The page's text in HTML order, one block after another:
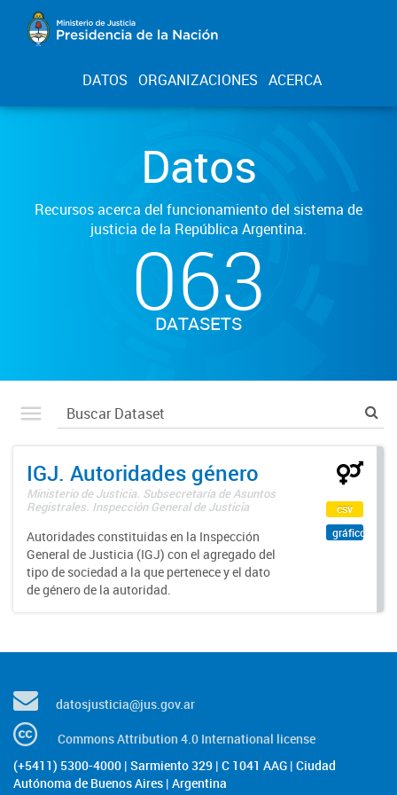
DATOS ORGANIZACIONES ACERCA
Datos
Recursos acerca del funcionamiento del sistema de
justicia de la República Argentina.
063
DATASETS
IGJ. Autoridades género
Ministerio de Justicia. Subsecretaría de Asuntos
Registrales. Inspección General de Justicia
Autoridades constituidas en la Inspección
General de Justicia (IGJ) con el agregado del
tipo de sociedad a la que pertenece y el dato
de género de la autoridad.
csv
gráfico
datosjusticia@jus.gov.ar
Commons Attribution 4.0 International license
(+5411) 5300-4000 | Sarmiento 329 | C 1041 AAG | Ciudad
Autónoma de Buenos Aires | Argentina